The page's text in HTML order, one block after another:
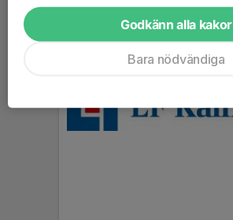
Godkänn alla kakor
Bara nödvändiga